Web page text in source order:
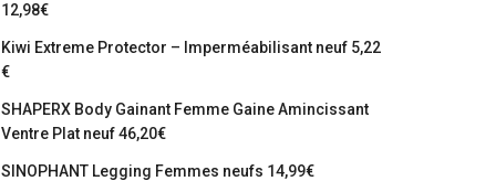
12,98€
Kiwi Extreme Protector – Imperméabilisant neuf 5,22
€
SHAPERX Body Gainant Femme Gaine Amincissant
Ventre Plat neuf 46,20€
SINOPHANT Legging Femmes neufs 14,99€